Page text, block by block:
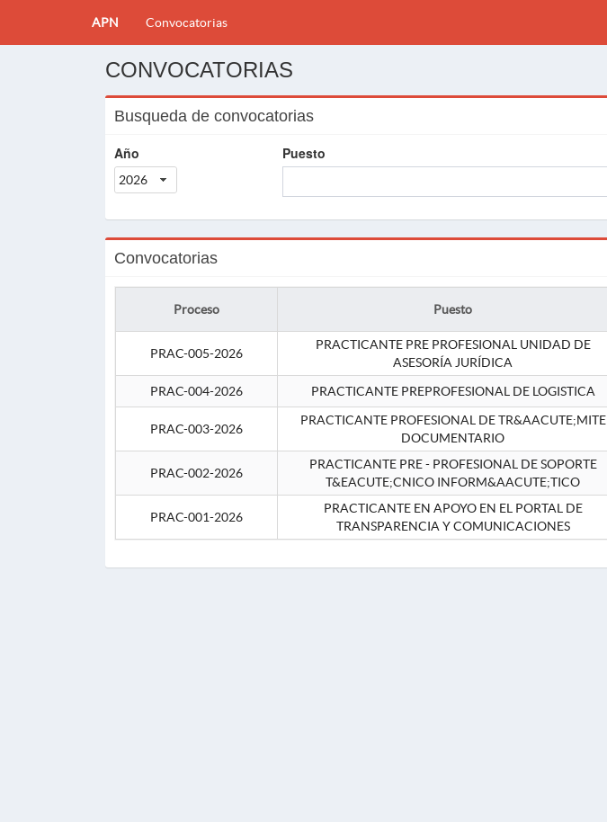
APN Convocatorias
CONVOCATORIAS
Busqueda de convocatorias
Año
2026
Puesto
Convocatorias
Proceso Puesto
PRAC-005-2026
PRACTICANTE PRE PROFESIONAL UNIDAD DE
ASESORÍA JURÍDICA
PRAC-004-2026 PRACTICANTE PREPROFESIONAL DE LOGISTICA
PRAC-003-2026
PRACTICANTE PROFESIONAL DE TR&AACUTE;MITE
DOCUMENTARIO
PRAC-002-2026
PRACTICANTE PRE - PROFESIONAL DE SOPORTE
T&EACUTE;CNICO INFORM&AACUTE;TICO
PRAC-001-2026
PRACTICANTE EN APOYO EN EL PORTAL DE
TRANSPARENCIA Y COMUNICACIONES